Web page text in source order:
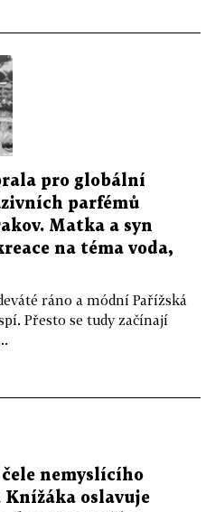
pro globální
parfémů
Matka a syn
na téma voda,
ráno a módní Pařížská
Přesto se tudy začínají
nemyslícího
Knížáka oslavuje